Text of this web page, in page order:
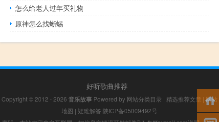
怎么给老人过年买礼物
原神怎么找蜥蜴
好听歌曲推荐
Copyright © 2012 - 2026 音乐故事 Powered by 网站分类目录 | 精选推荐文章 |网站
地图 | 疑难解答 陕ICP备05009492号